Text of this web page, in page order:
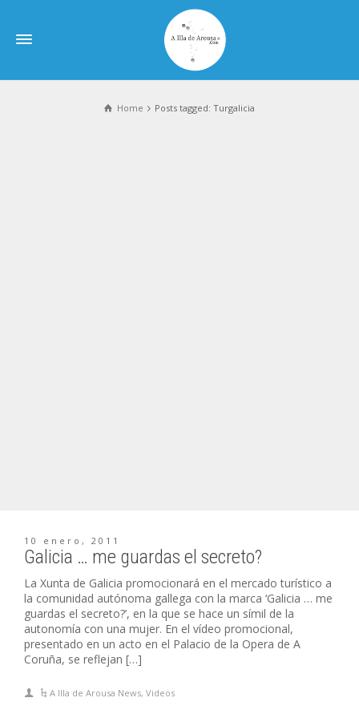
Home Posts tagged: Turgalicia
10 enero, 2011
Galicia … me guardas el secreto?
La Xunta de Galicia promocionará en el mercado turístico a
la comunidad autónoma gallega con la marca ‘Galicia … me
guardas el secreto?’, en la que se hace un símil de la
autonomía con una mujer. En el vídeo promocional,
presentado en un acto en el Palacio de la Opera de A
Coruña, se reflejan […]
A Illa de Arousa News,Videos